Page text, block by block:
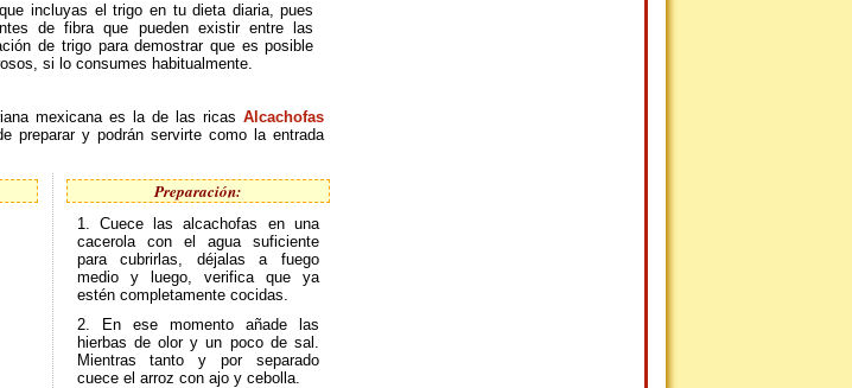
incluyas el trigo en tu dieta diaria, pues
de fibra que pueden existir entre las
de trigo para demostrar que es posible
si lo consumes habitualmente.
mexicana es la de las ricas Alcachofas
preparar y podrán servirte como la entrada
Preparación:
1. Cuece las alcachofas en una
cacerola con el agua suficiente
para cubrirlas, déjalas a fuego
medio y luego, verifica que ya
estén completamente cocidas.
2. En ese momento añade las
hierbas de olor y un poco de sal.
Mientras tanto y por separado
cuece el arroz con ajo y cebolla.